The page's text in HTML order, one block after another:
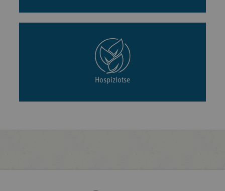
Hospizlotse